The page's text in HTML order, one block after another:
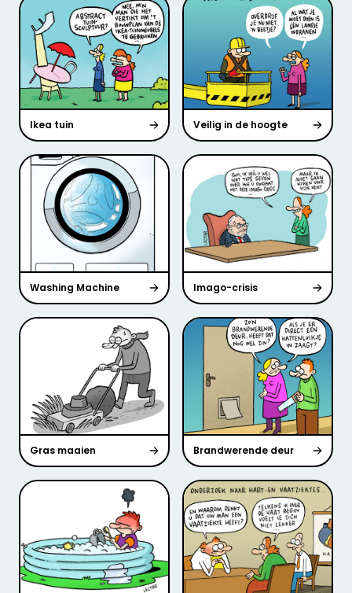
Ikea tuin Veilig in de hoogte
Washing Machine Imago-crisis
Gras maaien Brandwerende deur